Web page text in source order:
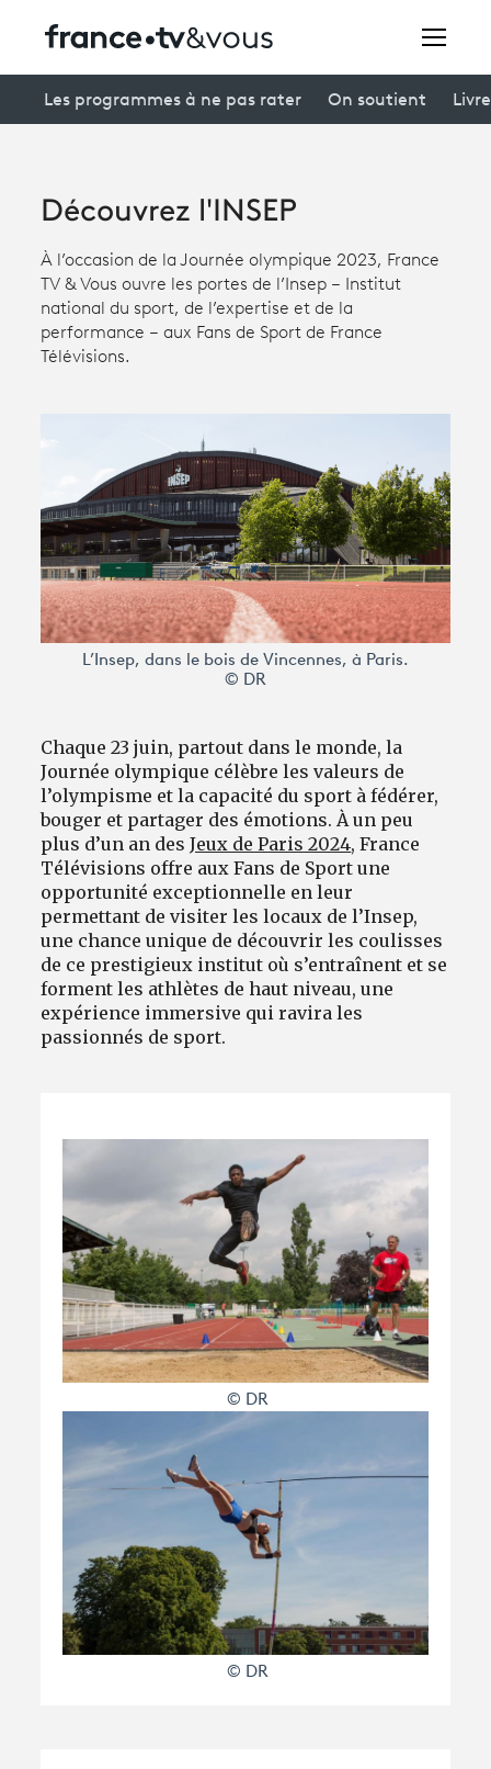
connexion
Avantages fidélité
Creators
À la une
Participer et assister à une émission
tv
Les programmes à ne pas rater On soutient
Découvrez l'INSEP
À l’occasion de la Journée olympique 2023, France
TV & Vous ouvre les portes de l’Insep – Institut
national du sport, de l’expertise et de la
performance – aux Fans de Sport de France
Télévisions.
L’Insep, dans le bois de Vincennes, à Paris.
© DR
Chaque 23 juin, partout dans le monde, la
Journée olympique célèbre les valeurs de
l’olympisme et la capacité du sport à fédérer,
bouger et partager des émotions. À un peu
plus d’un an desJeux de Paris 2024, France
Télévisions offre aux Fans de Sport une
opportunité exceptionnelle en leur
permettant de visiter les locaux de l’Insep,
une chance unique de découvrir les coulisses
de ce prestigieux institut où s’entraînent et se
forment les athlètes de haut niveau, une
expérience immersive qui ravira les
passionnés de sport.
© DR
© DR